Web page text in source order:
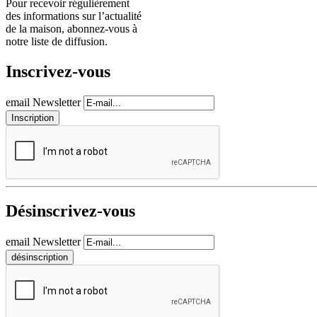
Pour recevoir régulièrement
des informations sur l’actualité
de la maison, abonnez-vous à
notre liste de diffusion.
Inscrivez-vous
email Newsletter
Désinscrivez-vous
email Newsletter